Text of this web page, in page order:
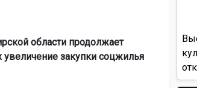
области продолжает
увеличение закупки соцжилья